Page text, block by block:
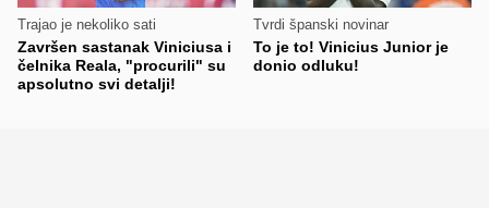
Trajao je nekoliko sati
Završen sastanak Viniciusa i
čelnika Reala, "procurili" su
apsolutno svi detalji!
Tvrdi španski novinar
To je to! Vinicius Junior je
donio odluku!